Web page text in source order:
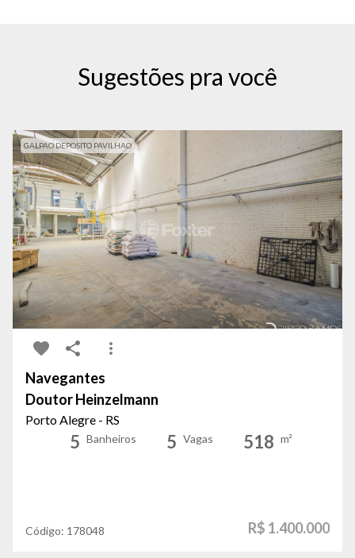
Sugestões pra você
GALPAO DEPOSITO PAVILHAO
Navegantes
Doutor Heinzelmann
Porto Alegre - RS
5 Banheiros 5 Vagas 518 m²
Código: 178048 R$ 1.400.000